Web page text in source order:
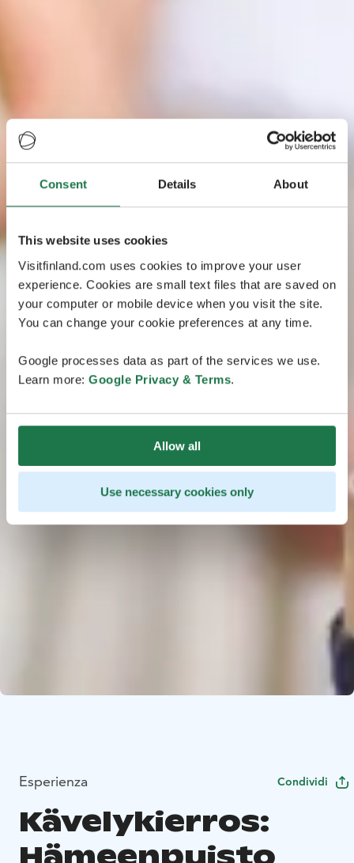
Consent Details About
This website uses cookies
Visitfinland.com uses cookies to improve your user
experience. Cookies are small text files that are saved on
your computer or mobile device when you visit the site.
You can change your cookie preferences at any time.
Google processes data as part of the services we use.
Learn more: Google Privacy & Terms.
Allow all
Use necessary cookies only
Esperienza Condividi
Kävelykierros: